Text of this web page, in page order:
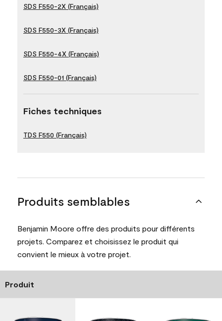
SDS F550-2X (Français)
SDS F550-3X (Français)
SDS F550-4X (Français)
SDS F550-01 (Français)
Fiches techniques
TDS F550 (Français)
Produits semblables
Benjamin Moore offre des produits pour différents
projets. Comparez et choisissez le produit qui
convient le mieux à votre projet.
Produit